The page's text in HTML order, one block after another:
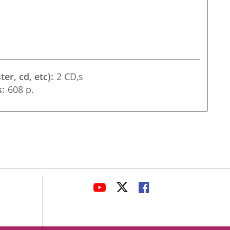
cd, etc) 2 CD,s
608 p.
LINK
APPLICATION.
LINK
APPLICATION.
LINK
APPLICATION.